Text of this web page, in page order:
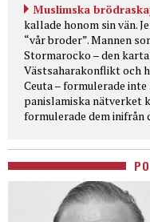
Muslimska
kallade honom sin vän.
“vår broder”. Mannen
Stormarocko – den
Västsaharakonflikt och
Ceuta – formulerade
panislamiska nätverket
formulerade dem